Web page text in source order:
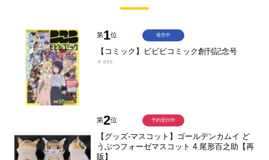
第1位
【コミック】ビビビコミック創刊記念号
￥935
発売中
第2位
【グッズ-マスコット】ゴールデンカムイ ど
うぶつフォーゼマスコット 4.尾形百之助【再
販】
予約受付中